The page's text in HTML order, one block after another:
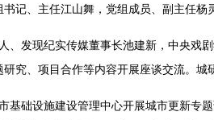
记、主任江山舞，党组成员、副主任杨
、发现纪实传媒董事长池建新，中央戏
究、项目合作等内容开展座谈交流。城
基础设施建设管理中心开展城市更新专